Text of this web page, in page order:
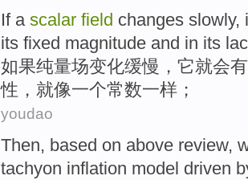
If a scalar field changes slowly,
its fixed magnitude and in its
如果纯量场变化缓慢 ， 它就会有
性 ，就像一个常数一样；
youdao
Then, based on above review,
tachyon inflation model driven